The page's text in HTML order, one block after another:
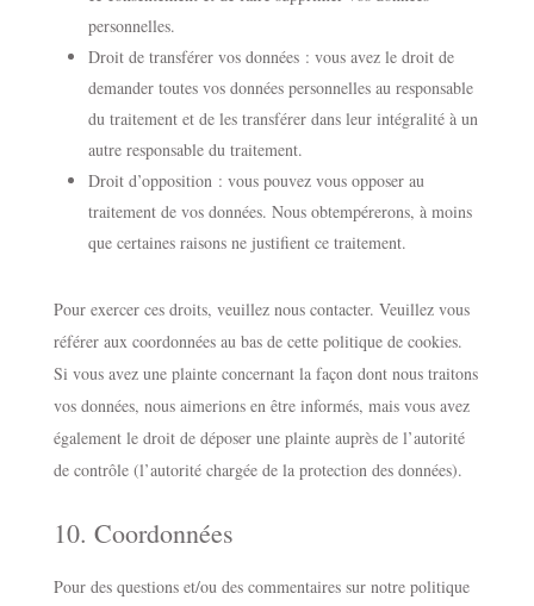
personnelles.
Droit de transférer vos données : vous avez le droit de
demander toutes vos données personnelles au responsable
du traitement et de les transférer dans leur intégralité à un
autre responsable du traitement.
Droit d’opposition : vous pouvez vous opposer au
traitement de vos données. Nous obtempérerons, à moins
que certaines raisons ne justifient ce traitement.
Pour exercer ces droits, veuillez nous contacter. Veuillez vous
référer aux coordonnées au bas de cette politique de cookies.
Si vous avez une plainte concernant la façon dont nous traitons
vos données, nous aimerions en être informés, mais vous avez
également le droit de déposer une plainte auprès de l’autorité
de contrôle (l’autorité chargée de la protection des données).
10. Coordonnées
Pour des questions et/ou des commentaires sur notre politique